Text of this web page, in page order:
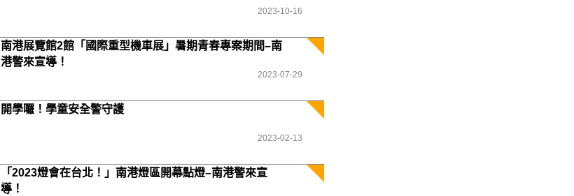
2023-10-16
南港展覽館2館「國際重型機車展」暑期青春專案期間–南
港警來宣導！
2023-07-29
開學囉！學童安全警守護
2023-02-13
「2023燈會在台北！」南港燈區開幕點燈–南港警來宣
導！